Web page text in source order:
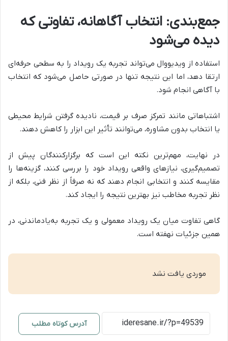
جمع‌بندی: انتخاب آگاهانه، تفاوتی که
دیده می‌شود
استفاده از ویدیووال می‌تواند تجربه یک رویداد را به سطحی حرفه‌ای
ارتقا دهد، اما این نتیجه تنها در صورتی حاصل می‌شود که انتخاب
با آگاهی انجام شود.
اشتباهاتی مانند تمرکز صرف بر قیمت، نادیده گرفتن شرایط محیطی
یا انتخاب بدون مشاوره، می‌توانند تأثیر این ابزار را کاهش دهند.
در نهایت، مهم‌ترین نکته این است که برگزارکنندگان پیش از
تصمیم‌گیری، نیازهای واقعی رویداد خود را بررسی کنند، گزینه‌ها را
مقایسه کنند و انتخابی انجام دهند که نه صرفاً از نظر فنی، بلکه از
نظر تجربه مخاطب نیز بهترین نتیجه را ایجاد کند.
گاهی تفاوت میان یک رویداد معمولی و یک تجربه به‌یادماندنی، در
همین جزئیات نهفته است.
موردی یافت نشد
آدرس کوتاه مطلب